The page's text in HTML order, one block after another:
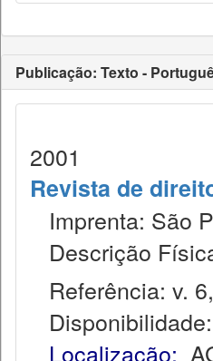
Publicação: Texto -
2001
Revista de
Imprenta: São
Descrição
Referência: v.
Disponibilidade:
Localização: